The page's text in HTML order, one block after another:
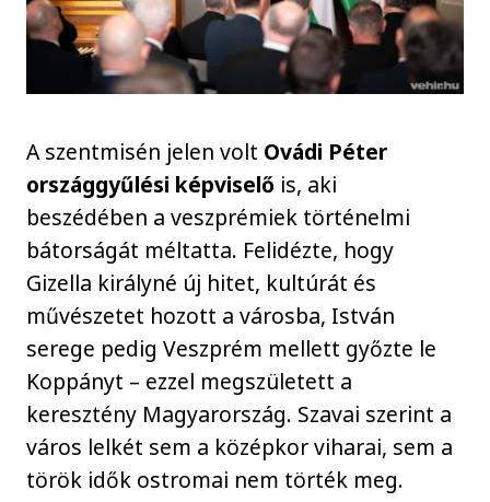
A szentmisén jelen volt Ovádi Péter
országgyűlési képviselő is, aki
beszédében a veszprémiek történelmi
bátorságát méltatta. Felidézte, hogy
Gizella királyné új hitet, kultúrát és
művészetet hozott a városba, István
serege pedig Veszprém mellett győzte le
Koppányt – ezzel megszületett a
keresztény Magyarország. Szavai szerint a
város lelkét sem a középkor viharai, sem a
török idők ostromai nem törték meg.